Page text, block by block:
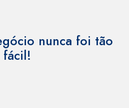
nunca foi tão
fácil!